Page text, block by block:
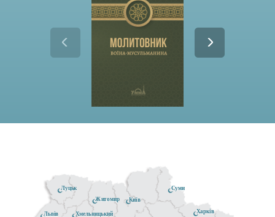
Житомир Київ
Хмельницький
Луцьк Суми
Львів Харків